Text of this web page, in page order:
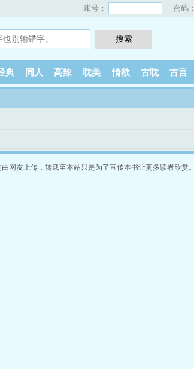
账号： 密码：
典 同人 高辣 耽美 情欲 古耽 古言
网友上传，转载至本站只是为了宣传本书让更多读者欣赏。